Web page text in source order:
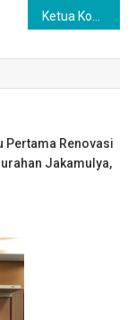
Ketua Komisi I DPRD Kota Bekasi Sebut Pemerintah Kurang Perhatikan UMKM
Pertama Renovasi
Jakamulya,